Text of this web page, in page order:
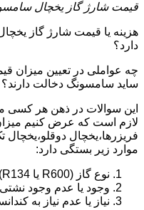
قیمت شارژ گاز یخچال
هزینه یا قیمت شارژ گاز
دارد؟
چه عواملی در تعیین میزان
ساید سامسونگ دخالت دارند؟
این سوالات در ذهن هر کسی
لازم است که عرض کنیم
فریزرها،یخچال
موارد زیر بستگی دارد:
نوع گاز (R600 یا R134)
وجود یا عدم وجود نشتی
نیاز یا عدم نیاز به